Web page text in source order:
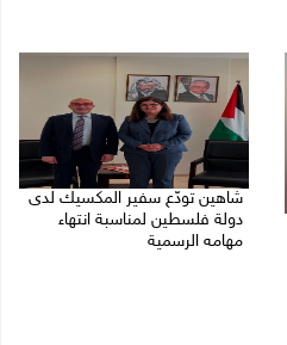
شاهين تودّع سفير المكسيك لدى
دولة فلسطين لمناسبة انتهاء
مهامه الرسمية